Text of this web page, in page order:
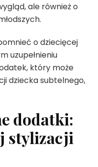
ale również o
o dziecięcej
uzupełnieniu
który może
dziecka subtelnego,
dodatki:
stylizacji